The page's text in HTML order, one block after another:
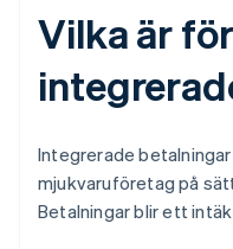
Vilka är
Integrerade
mjukvaruföretag på
Betalningar blir ett